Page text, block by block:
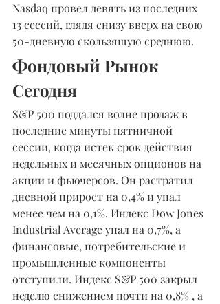
Nasdaq провел девять из последних
13 сессий, глядя снизу вверх на свою
50-дневную скользящую среднюю.
Фондовый Рынок
Сегодня
S&P 500 поддался волне продаж в
последние минуты пятничной
сессии, когда истек срок действия
недельных и месячных опционов на
акции и фьючерсов. Он растратил
дневной прирост на 0,4% и упал
менее чем на 0,1%. Индекс Dow Jones
Industrial Average упал на 0,7%, а
финансовые, потребительские и
промышленные компоненты
отступили. Индекс S&P 500 закрыл
неделю снижением почти на 0,8% , а